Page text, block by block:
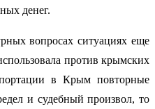
денег.
вопросах ситуациях еще
против крымских
в Крым повторные
и судебный произвол, то